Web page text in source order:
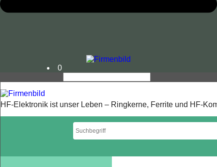
0
HF-Elektronik ist unser Leben – Ringkerne, Ferrite und HF-